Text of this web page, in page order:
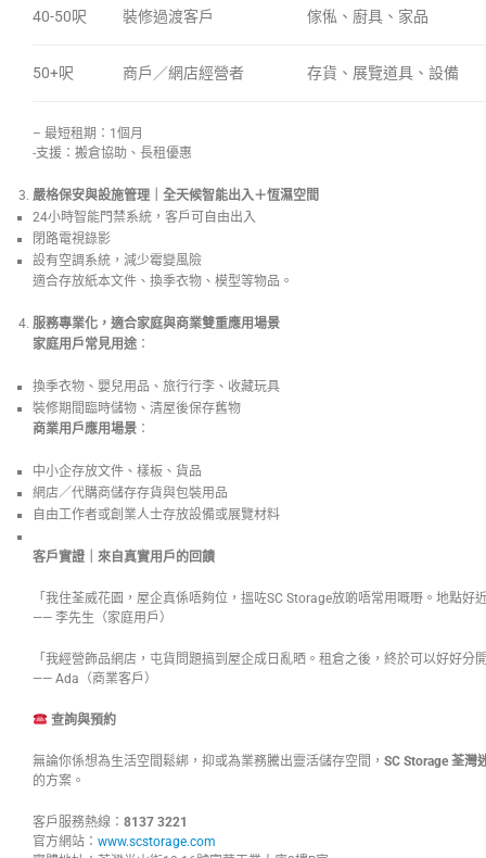
40-50呎 裝修過渡客戶 傢俬、廚具、家品
50+呎 商戶／網店經營者 存貨、展覽道具、設備
– 最短租期：1個月
-支援：搬倉協助、長租優惠
嚴格保安與設施管理｜全天候智能出入＋恆濕空間
24小時智能門禁系統，客戶可自由出入
閉路電視錄影
設有空調系統，減少霉變風險
適合存放紙本文件、換季衣物、模型等物品。
服務專業化，適合家庭與商業雙重應用場景
家庭用戶常見用途 ：
換季衣物、嬰兒用品、旅行行李、收藏玩具
裝修期間臨時儲物、清屋後保存舊物
商業用戶應用場景 ：
中小企存放文件、樣板、貨品
網店／代購商儲存存貨與包裝用品
自由工作者或創業人士存放設備或展覽材料
客戶實證｜來自真實用戶的回饋
「我住荃威花園，屋企真係唔夠位，搵咗SC Storage放啲唔常用嘅嘢。地點好
—— 李先生（家庭用戶）
「我經營飾品網店，屯貨問題搞到屋企成日亂晒。租倉之後，終於可以好好分
—— Ada（商業客戶）
查詢與預約
無論你係想為生活空間鬆綁，抑或為業務騰出靈活儲存空間， SC Storage 荃灣
的方案。
客戶服務熱線： 8137 3221
官方網站： www.scstorage.com